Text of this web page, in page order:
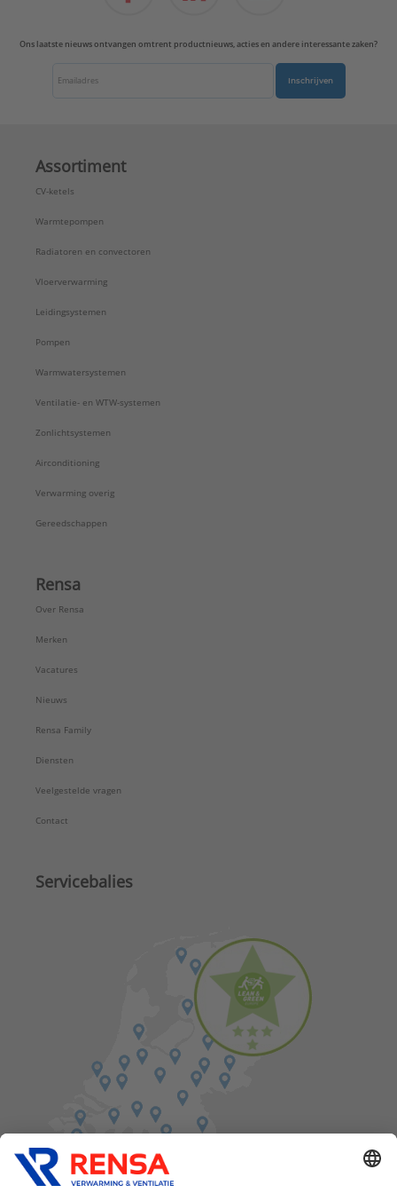
Ons laatste nieuws ontvangen omtrent productnieuws, acties en andere interessante zaken?
Inschrijven
Assortiment
CV-ketels
Warmtepompen
Radiatoren en convectoren
Vloerverwarming
Leidingsystemen
Pompen
Warmwatersystemen
Ventilatie- en WTW-systemen
Zonlichtsystemen
Airconditioning
Verwarming overig
Gereedschappen
Rensa
Over Rensa
Merken
Vacatures
Nieuws
Rensa Family
Diensten
Veelgestelde vragen
Contact
Servicebalies